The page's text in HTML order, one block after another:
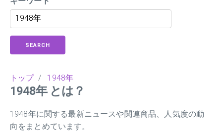
SEARCH
トップ/ 1948年
1948年 とは？
1948年に関する最新ニュースや関連商品、人気度の動
向をまとめています。